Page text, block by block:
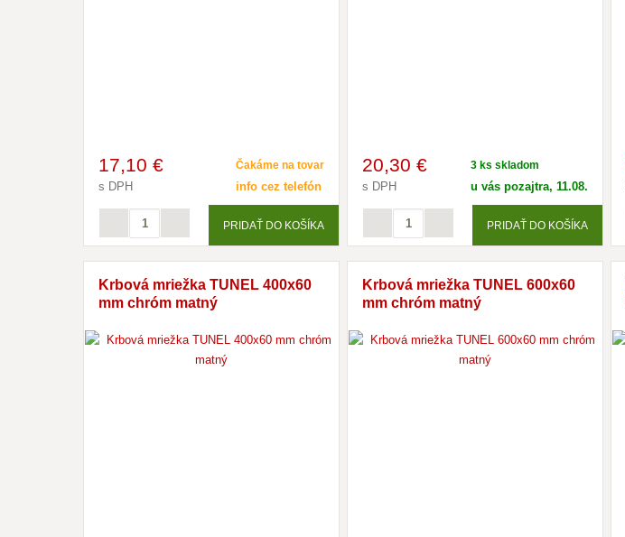
17,10 €
s DPH
Čakáme na tovar
info cez telefón
PRIDAŤ DO KOŠÍKA
20,30 €
s DPH
3 ks skladom
u vás pozajtra, 11.08.
PRIDAŤ DO KOŠÍKA
Krbová mriežka TUNEL 400x60
mm chróm matný
Krbová mriežka TUNEL 600x60
mm chróm matný